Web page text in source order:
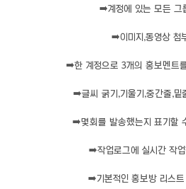
➡️계정에 있는 모든 그
➡️이미지,동영상 첨
➡️한 계정으로 3개의 홍보멘트
➡️글씨 굵기,기울기,중간줄,밑
➡️몇회를 발송했는지 표기할
➡️작업로그에 실시간 작업
➡️기본적인 홍보방 리스